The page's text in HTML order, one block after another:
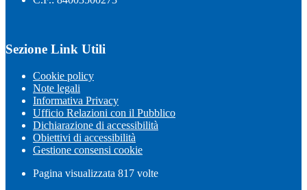
Sezione Link Utili
Cookie policy
Note legali
Informativa Privacy
Ufficio Relazioni con il Pubblico
Dichiarazione di accessibilità
Obiettivi di accessibilità
Gestione consensi cookie
Pagina visualizzata 817 volte